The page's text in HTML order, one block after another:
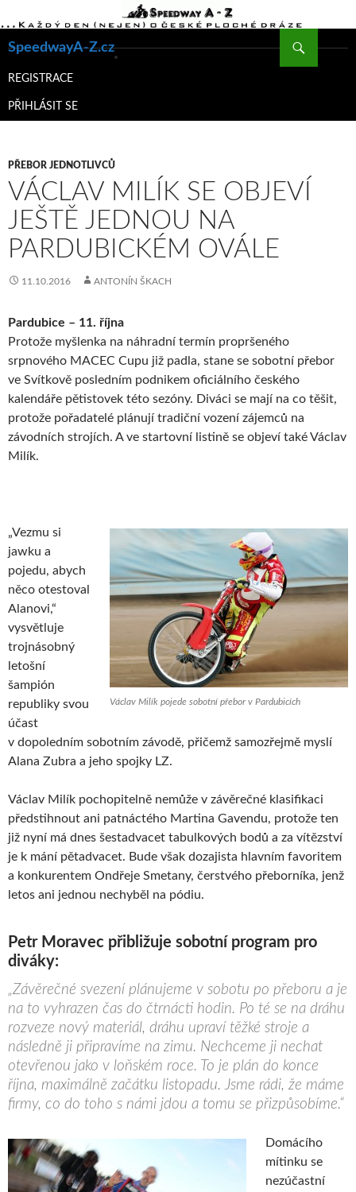
SpeedwayA-Z.cz
K
WEBU
REGISTRACE
PŘIHLÁSIT SE
PŘEBOR JEDNOTLIVCŮ
VÁCLAV MILÍK SE OBJEVÍ
JEŠTĚ JEDNOU NA
PARDUBICKÉM OVÁLE
11.10.2016 ANTONÍN ŠKACH
Pardubice – 11. října
Protože myšlenka na náhradní termín propršeného
srpnového MACEC Cupu již padla, stane se sobotní přebor
ve Svítkově posledním podnikem oficiálního českého
kalendáře pětistovek této sezóny. Diváci se mají na co těšit,
protože pořadatelé plánují tradiční vození zájemců na
závodních strojích. A ve startovní listině se objeví také Václav
Milík.
Václav Milík pojede sobotní přebor v Pardubicích
„Vezmu si
jawku a
pojedu, abych
něco otestoval
Alanovi,“
vysvětluje
trojnásobný
letošní
šampión
republiky svou
účast
v dopoledním sobotním závodě, přičemž samozřejmě myslí
Alana Zubra a jeho spojky LZ.
Václav Milík pochopitelně nemůže v závěrečné klasifikaci
předstihnout ani patnáctého Martina Gavendu, protože ten
již nyní má dnes šestadvacet tabulkových bodů a za vítězství
je k mání pětadvacet. Bude však dozajista hlavním favoritem
a konkurentem Ondřeje Smetany, čerstvého přeborníka, jenž
letos ani jednou nechyběl na pódiu.
Petr Moravec přibližuje sobotní program pro
diváky:
„Závěrečné svezení plánujeme v sobotu po přeboru a je
na to vyhrazen čas do čtrnácti hodin. Po té se na dráhu
rozveze nový materiál, dráhu upraví těžké stroje a
následně ji připravíme na zimu. Nechceme ji nechat
otevřenou jako v loňském roce. To je plán do konce
října, maximálně začátku listopadu. Jsme rádi, že máme
firmy, co do toho s námi jdou a tomu se přizpůsobíme.“
Domácího
mítinku se
nezúčastní